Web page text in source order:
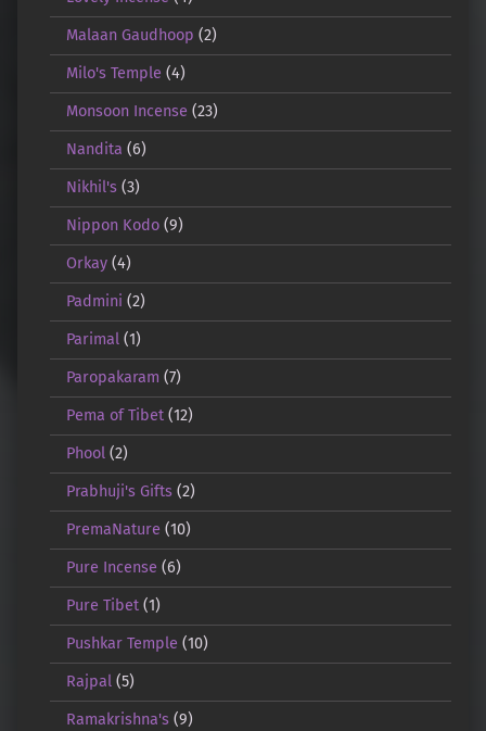
Malaan Gaudhoop (2)
Milo's Temple (4)
Monsoon Incense (23)
Nandita (6)
Nikhil's(3)
Nippon Kodo(9)
Orkay(4)
Padmini (2)
Parimal(1)
Paropakaram (7)
Pema of Tibet(12)
Phool(2)
Prabhuji's Gifts(2)
PremaNature (10)
Pure Incense (6)
Pure Tibet(1)
Pushkar Temple (10)
Rajpal(5)
Ramakrishna's(9)